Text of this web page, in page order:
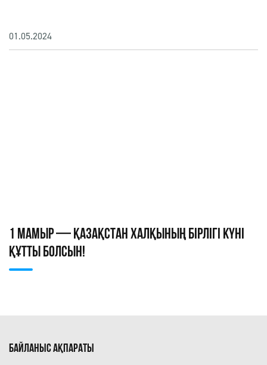
01.05.2024
1 МАМЫР — ҚАЗАҚСТАН ХАЛҚЫНЫҢ БІРЛІГІ КҮНІ
ҚҰТТЫ БОЛСЫН!
БАЙЛАНЫС АҚПАРАТЫ